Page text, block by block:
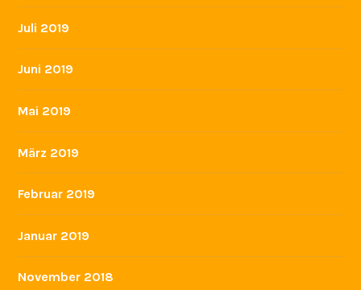
Juli 2019
Juni 2019
Mai 2019
März 2019
Februar 2019
Januar 2019
November 2018